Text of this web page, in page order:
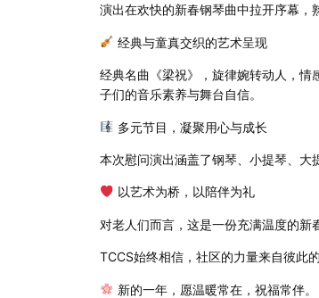
演出在欢快的新春钢琴曲中拉开序幕，
经典与童真交织的艺术呈现
经典名曲《梁祝》，旋律婉转动人，
子们的音乐素养与舞台自信。
多元节目，凝聚用心与成长
本次慰问演出涵盖了钢琴、小提琴、大
以艺术为桥，以陪伴为礼
对老人们而言，这是一份充满温度的新
TCCS始终相信，社区的力量来自彼此
新的一年，愿温暖常在，祝福常伴。